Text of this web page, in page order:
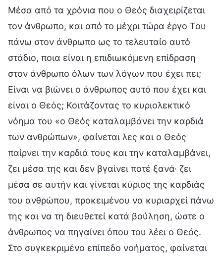
Μέσα από τα χρόνια που ο Θεός διαχειρίζεται
τον άνθρωπο, και από το μέχρι τώρα έργο Του
πάνω στον άνθρωπο ως το τελευταίο αυτό
στάδιο, ποια είναι η επιδιωκόμενη επίδραση
στον άνθρωπο όλων των λόγων που έχει πει;
Είναι να βιώνει ο άνθρωπος αυτό που έχει και
είναι ο Θεός; Κοιτάζοντας το κυριολεκτικό
νόημα του «ο Θεός καταλαμβάνει την καρδιά
των ανθρώπων», φαίνεται λες και ο Θεός
παίρνει την καρδιά τους και την καταλαμβάνει,
ζει μέσα της και δεν βγαίνει ποτέ ξανά· ζει
μέσα σε αυτήν και γίνεται κύριος της καρδιάς
του ανθρώπου, προκειμένου να κυριαρχεί πάνω
της και να τη διευθετεί κατά βούληση, ώστε ο
άνθρωπος να πηγαίνει όπου του λέει ο Θεός.
Στο συγκεκριμένο επίπεδο νοήματος, φαίνεται